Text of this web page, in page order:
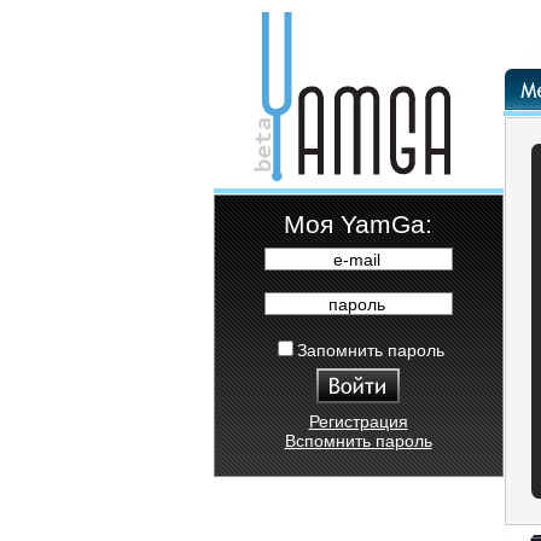
Moя YamGa:
e-mail
пароль
Запомнить пароль
Регистрация
Вспомнить пароль